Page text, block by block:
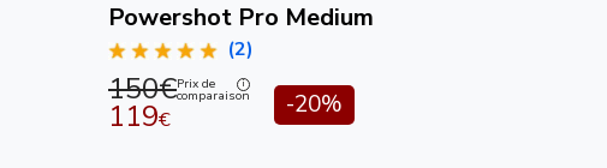
Powershot Pro Medium
(2)
150€Prix de
comparaison
119€ -20%